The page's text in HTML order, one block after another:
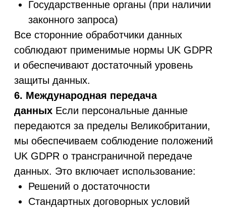
следующие права в соответствии с UK
GDPR:
Право на доступ к данным
Право на исправление
Право на удаление ("быть забытым")
Право на ограничение обработки
Право на возражение
Право отозвать согласие
Право подать жалобу в ICO
(Information Commissioner's Office)
Контакт для реализации прав:
kineticstreamltd@gmail.com
9. Использование cookies и
аналитикиМы используем cookies для
обеспечения корректной работы Сайта и
анализа пользовательского поведения:
Обязательные cookies — не требуют
согласия